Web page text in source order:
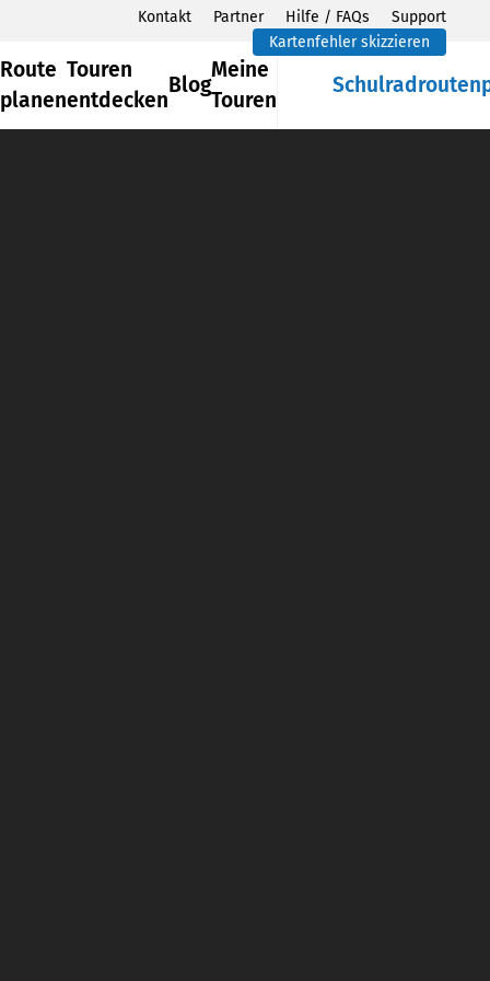
Kontakt Partner Hilfe / FAQs
Support
Kartenfehler skizzieren
Route
planen
Touren
entdecken
Blog
Meine
Touren